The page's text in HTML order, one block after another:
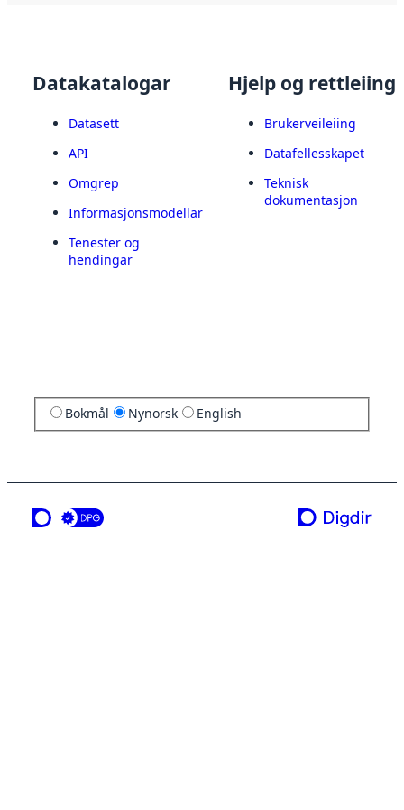
Datakatalogar
Datasett
API
Omgrep
Informasjonsmodellar
Tenester og
hendingar
Hjelp og rettleiing
Brukerveileiing
Datafellesskapet
Teknisk
dokumentasjon
Bokmål Nynorsk English